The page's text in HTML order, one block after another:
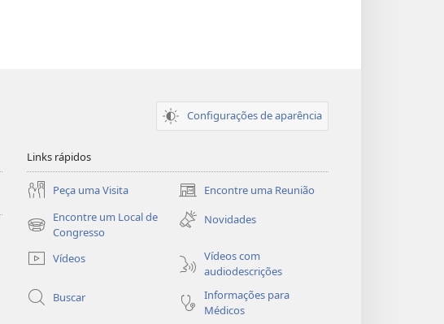
Configurações de aparência
Links rápidos
Peça uma Visita Encontre uma Reunião
(abre
nova
janela)
Encontre um Local de
Congresso
(abre
janela)
Novidades
Vídeos
Vídeos com
audiodescrições
Buscar
Informações para
Médicos